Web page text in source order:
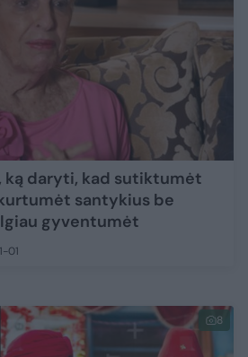
ką daryti, kad sutiktumėt
santykius be
gyventumėt
01
8